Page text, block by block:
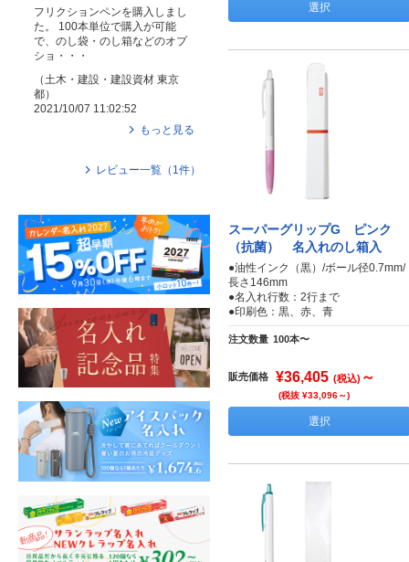
選択
スーパーグリップG ピンク
（抗菌） 名入れのし箱入
●油性インク（黒）/ボール径0.7mm/
長さ146mm
●名入れ行数：2行まで
●印刷色：黒、赤、青
注文数量 100本〜
販売価格 ¥36,405 (税込) ～
(税抜 ¥33,096～)
選択
フリクションペンを購入しまし
た。 100本単位で購入が可能
で、のし袋・のし箱などのオプ
ショ・・・
（ 土木・建設・建設資材 東京
都）
2021/10/07 11:02:52
もっと見る
レビュー一覧（ 1 件）